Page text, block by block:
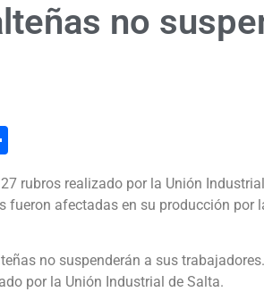
no
rubros realizado por la Unión
fueron afectadas en su producción por
no suspenderán a sus
por la Unión Industrial de Salta.